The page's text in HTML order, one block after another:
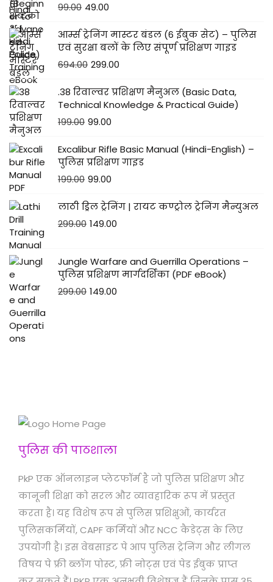
99.00 49.00
आर्म्स ट्रेनिंग मास्टर बंडल (6 ईबुक सेट) – पुलिस
एवं सुरक्षा बलों के लिए संपूर्ण प्रशिक्षण गाइड
694.00 299.00
.38 रिवाल्वर प्रशिक्षण मैनुअल (Basic Data,
Technical Knowledge & Practical Guide)
199.00 99.00
Excalibur Rifle Basic Manual (Hindi-English) –
पुलिस प्रशिक्षण गाइड
199.00 99.00
लाठी ड्रिल ट्रेनिंग | रायट कण्ट्रोल ट्रेनिंग मैन्युअल
299.00 149.00
Jungle Warfare and Guerrilla Operations –
पुलिस प्रशिक्षण मार्गदर्शिका (PDF eBook)
299.00 149.00
पुलिस की पाठशाला
PkP एक ऑनलाइन प्लेटफॉर्म है जो पुलिस प्रशिक्षण और
कानूनी शिक्षा को सरल और व्यावहारिक रूप में प्रस्तुत
करता है। यह विशेष रूप से पुलिस प्रशिक्षुओं, कार्यरत
पुलिसकर्मियों, CAPF कर्मियों और NCC कैडेट्स के लिए
उपयोगी है। इस वेबसाइट पे आप पुलिस ट्रेनिंग और लीगल
विषय पे फ्री ब्लॉग पोस्ट, फ्री नोट्स एवं पेड ईबुक प्राप्त